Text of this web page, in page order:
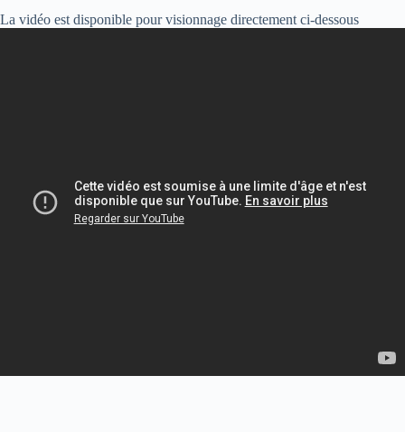
La vidéo est disponible pour visionnage directement ci-dessous